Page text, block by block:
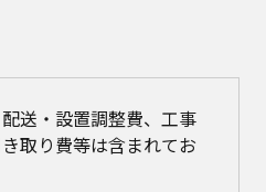
送・設置調整費、工事
取り費等は含まれてお